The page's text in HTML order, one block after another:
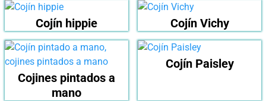
Cojín hippie Cojín Vichy
Cojines pintados a
mano
Cojín Paisley